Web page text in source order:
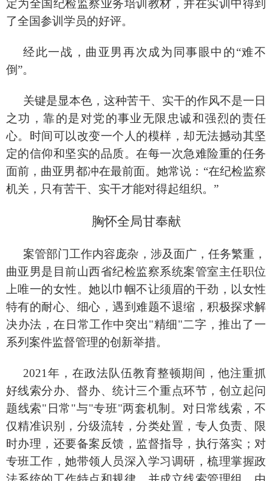
定为全国纪检监察业务培训教材，并在实训中得到
了全国参训学员的好评。
经此一战，曲亚男再次成为同事眼中的“难不
倒”。
关键是显本色，这种苦干、实干的作风不是一日
之功，靠的是对党的事业无限忠诚和强烈的责任
心。时间可以改变一个人的模样，却无法撼动其坚
定的信仰和坚实的品质。在每一次急难险重的任务
面前，曲亚男都冲在最前面。她常说： “在纪检监察
机关，只有苦干、实干才能对得起组织。”
胸怀全局甘奉献
案管部门工作内容庞杂，涉及面广，任务繁重，
曲亚男是目前山西省纪检监察系统案管室主任职位
上唯一的女性。她以巾帼不让须眉的干劲，以女性
特有的耐心、细心，遇到难题不退缩，积极探求解
决办法，在日常工作中突出"精细"二字，推出了一
系列案件监督管理的创新举措。
2021年，在政法队伍教育整顿期间，他注重抓
好线索分办、督办、统计三个重点环节，创立起问
题线索"日常"与"专班"两套机制。对日常线索，不
仅精准识别，分级流转，分类处置，专人负责、限
时办理，还要备案反馈，监督指导，执行落实；对
专班工作，她带领人员深入学习调研，梳理掌握政